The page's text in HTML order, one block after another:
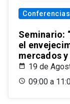
Conferencias
Seminario:
el
mercados
19 de
09:00 a